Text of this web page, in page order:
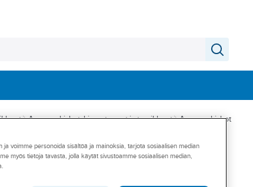
Asennuskiskot, kierretangot ja tarvikkeet Asennuskiskot
FISCHER
Konsolikannake ALK
voimme personoida sisältöä ja mainoksia, tarjota sosiaalisen median
myös tietoja tavasta, jolla käytät sivustoamme sosiaalisen median,